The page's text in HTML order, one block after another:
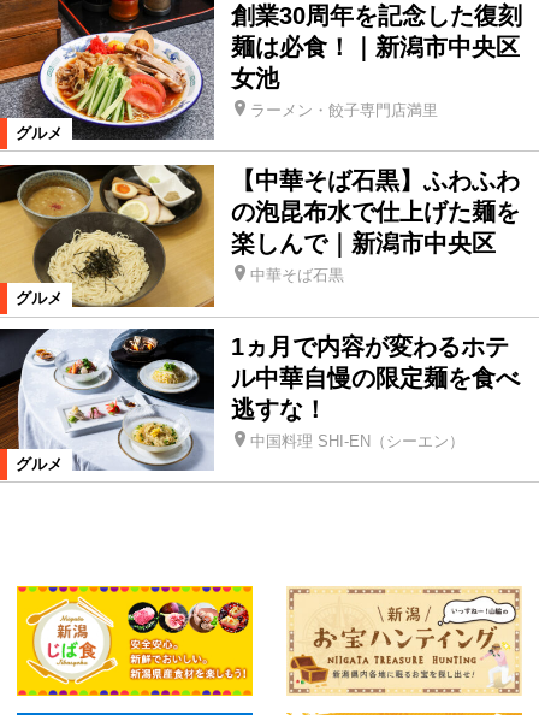
グルメ
創業30周年を記念した復刻
麺は必食！｜新潟市中央区
女池
ラーメン・餃子専門店満里
グルメ
【中華そば石黒】ふわふわ
の泡昆布水で仕上げた麺を
楽しんで｜新潟市中央区
中華そば石黒
グルメ
1ヵ月で内容が変わるホテ
ル中華自慢の限定麺を食べ
逃すな！
中国料理 SHI-EN（シーエン）